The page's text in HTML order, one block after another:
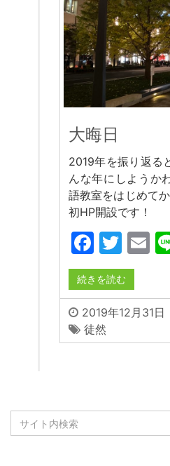
大晦日
2019年を振り返る
んな年にしようか
語教室をはじめて
初HP開設です！
続きを読む
2019年12月31日
徒然